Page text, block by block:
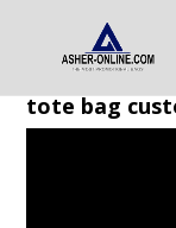
tote bag